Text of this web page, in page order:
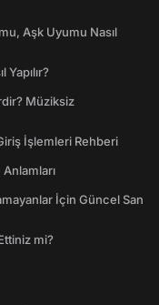
Aşk Uyumu Nasıl
Müziksiz
İşlemleri Rehberi
İçin Güncel San
mi?